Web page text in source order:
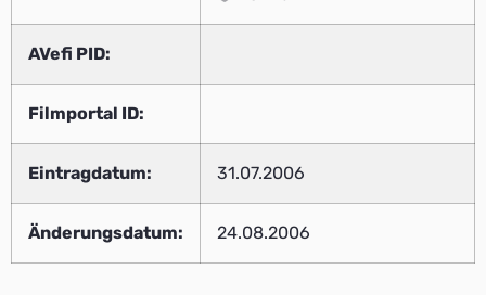
AVefi PID:
Filmportal ID:
Eintragdatum: 31.07.2006
Änderungsdatum: 24.08.2006